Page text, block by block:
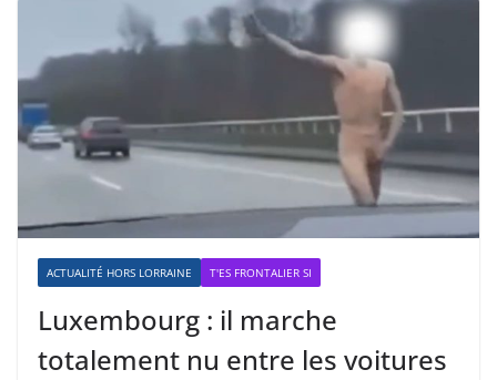
ACTUALITÉ HORS LORRAINE T'ES FRONTALIER SI
Luxembourg : il marche
totalement nu entre les voitures